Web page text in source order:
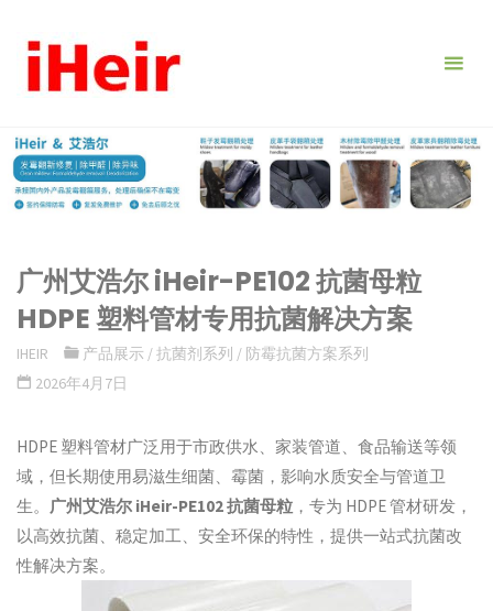
容。
广州艾浩尔 iHeir-PE102 抗菌母粒
HDPE 塑料管材专用抗菌解决方案
IHEIR 产品展示 /抗菌剂系列 / 防霉抗菌方案系列
2026年4月7日
HDPE 塑料管材广泛用于市政供水、家装管道、食品输送等领
域，但长期使用易滋生细菌、霉菌，影响水质安全与管道卫
生。 广州艾浩尔 iHeir-PE102 抗菌母粒 ，专为 HDPE 管材研发，
以高效抗菌、稳定加工、安全环保的特性，提供一站式抗菌改
性解决方案。